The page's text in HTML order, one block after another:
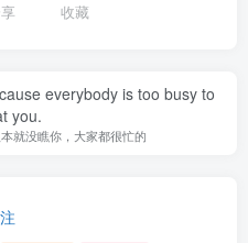
收藏
everybody is too busy to
you.
就没瞧你，大家都很忙的